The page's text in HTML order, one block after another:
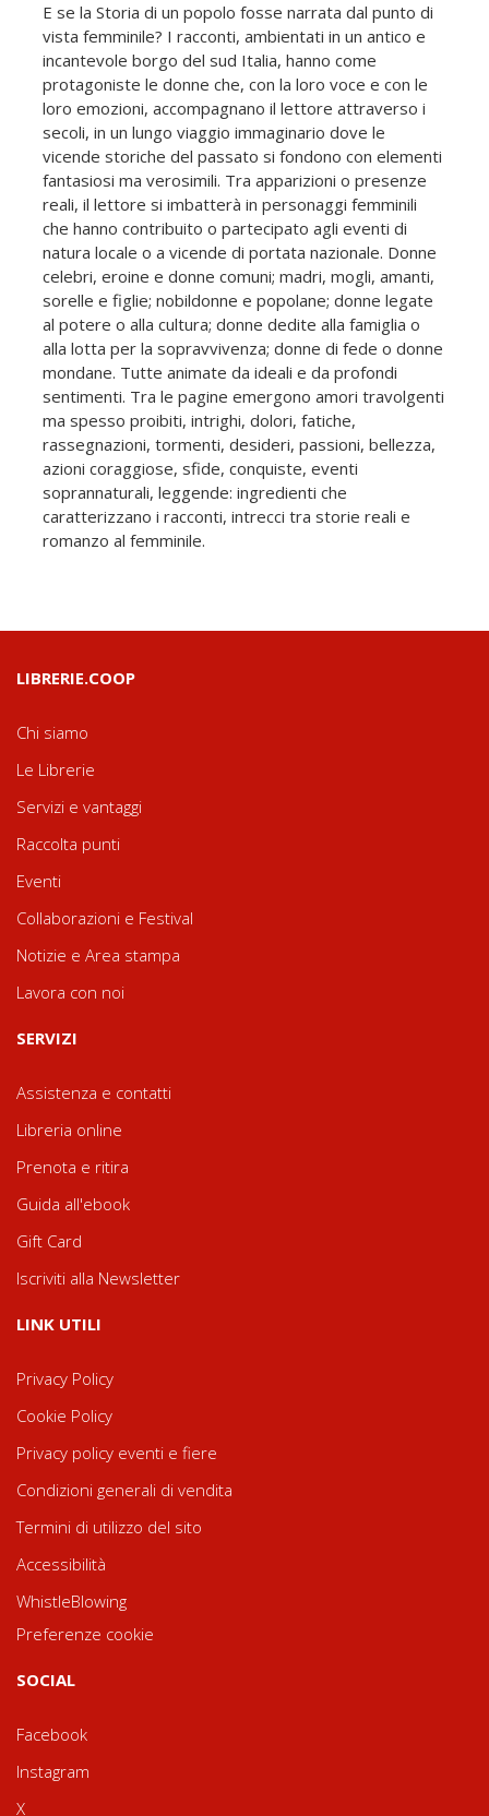
E se la Storia di un popolo fosse narrata dal punto di
vista femminile? I racconti, ambientati in un antico e
incantevole borgo del sud Italia, hanno come
protagoniste le donne che, con la loro voce e con le
loro emozioni, accompagnano il lettore attraverso i
secoli, in un lungo viaggio immaginario dove le
vicende storiche del passato si fondono con elementi
fantasiosi ma verosimili. Tra apparizioni o presenze
reali, il lettore si imbatterà in personaggi femminili
che hanno contribuito o partecipato agli eventi di
natura locale o a vicende di portata nazionale. Donne
celebri, eroine e donne comuni; madri, mogli, amanti,
sorelle e figlie; nobildonne e popolane; donne legate
al potere o alla cultura; donne dedite alla famiglia o
alla lotta per la sopravvivenza; donne di fede o donne
mondane. Tutte animate da ideali e da profondi
sentimenti. Tra le pagine emergono amori travolgenti
ma spesso proibiti, intrighi, dolori, fatiche,
rassegnazioni, tormenti, desideri, passioni, bellezza,
azioni coraggiose, sfide, conquiste, eventi
soprannaturali, leggende: ingredienti che
caratterizzano i racconti, intrecci tra storie reali e
romanzo al femminile.
LIBRERIE.COOP
Chi siamo
Le Librerie
Servizi e vantaggi
Raccolta punti
Eventi
Collaborazioni e Festival
Notizie e Area stampa
Lavora con noi
SERVIZI
Assistenza e contatti
Libreria online
Prenota e ritira
Guida all'ebook
Gift Card
Iscriviti alla Newsletter
LINK UTILI
Privacy Policy
Cookie Policy
Privacy policy eventi e fiere
Condizioni generali di vendita
Termini di utilizzo del sito
Accessibilità
WhistleBlowing
Preferenze cookie
SOCIAL
Facebook
Instagram
X